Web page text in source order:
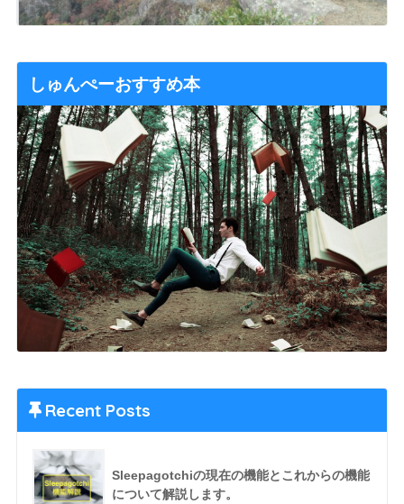
しゅんぺーおすすめ本
Recent Posts
Sleepagotchiの現在の機能とこれからの機能
について解説します。